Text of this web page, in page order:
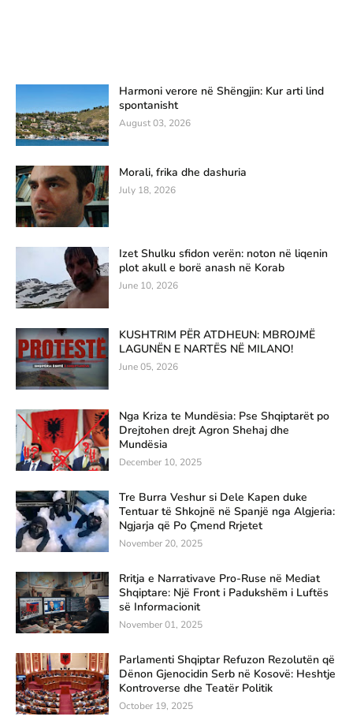
Harmoni verore në Shëngjin: Kur arti lind
spontanisht
August 03, 2026
Morali, frika dhe dashuria
July 18, 2026
Izet Shulku sfidon verën: noton në liqenin
plot akull e borë anash në Korab
June 10, 2026
KUSHTRIM PËR ATDHEUN: MBROJMË
LAGUNËN E NARTËS NË MILANO!
June 05, 2026
Nga Kriza te Mundësia: Pse Shqiptarët po
Drejtohen drejt Agron Shehaj dhe
Mundësia
December 10, 2025
Tre Burra Veshur si Dele Kapen duke
Tentuar të Shkojnë në Spanjë nga Algjeria:
Ngjarja që Po Çmend Rrjetet
November 20, 2025
Rritja e Narrativave Pro-Ruse në Mediat
Shqiptare: Një Front i Padukshëm i Luftës
së Informacionit
November 01, 2025
Parlamenti Shqiptar Refuzon Rezolutën që
Dënon Gjenocidin Serb në Kosovë: Heshtje
Kontroverse dhe Teatër Politik
October 19, 2025